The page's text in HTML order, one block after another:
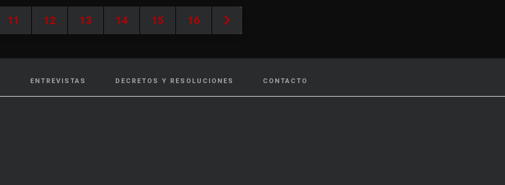
11 12 13 14 15 16
ENTREVISTAS DECRETOS Y RESOLUCIONES CONTACTO